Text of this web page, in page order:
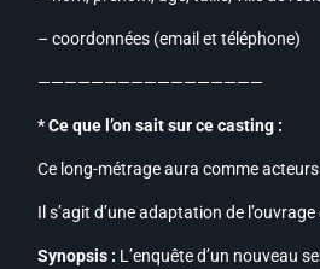
– coordonnées (email et téléphone)
—————————————————
* Ce que l’on sait sur ce casting :
Ce long-métrage aura comme
Il s’agit d’une adaptation de
Synopsis : L’enquête d’un nouveau